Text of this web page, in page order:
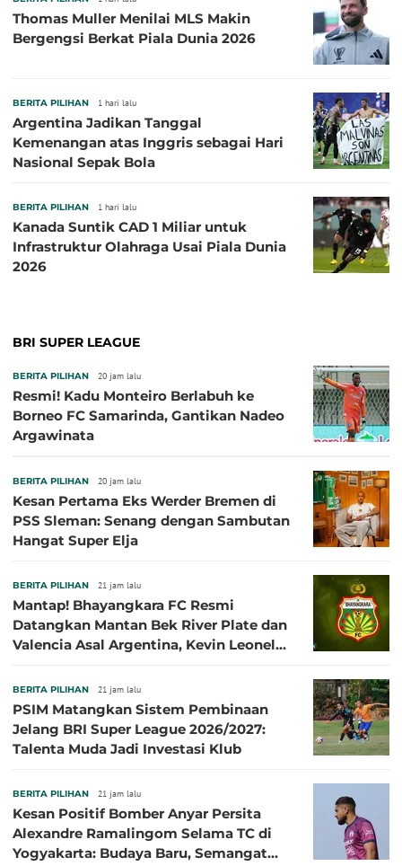
Thomas Muller Menilai MLS Makin
Bergengsi Berkat Piala Dunia 2026
BERITA PILIHAN 1 hari lalu
Argentina Jadikan Tanggal
Kemenangan atas Inggris sebagai Hari
Nasional Sepak Bola
BERITA PILIHAN 1 hari lalu
Kanada Suntik CAD 1 Miliar untuk
Infrastruktur Olahraga Usai Piala Dunia
2026
BRI SUPER LEAGUE
BERITA PILIHAN 20 jam lalu
Resmi! Kadu Monteiro Berlabuh ke
Borneo FC Samarinda, Gantikan Nadeo
Argawinata
BERITA PILIHAN 20 jam lalu
Kesan Pertama Eks Werder Bremen di
PSS Sleman: Senang dengan Sambutan
Hangat Super Elja
BERITA PILIHAN 21 jam lalu
Mantap! Bhayangkara FC Resmi
Datangkan Mantan Bek River Plate dan
Valencia Asal Argentina, Kevin Leonel
BERITA PILIHAN 21 jam lalu
PSIM Matangkan Sistem Pembinaan
Jelang BRI Super League 2026/2027:
Talenta Muda Jadi Investasi Klub
BERITA PILIHAN 21 jam lalu
Kesan Positif Bomber Anyar Persita
Alexandre Ramalingom Selama TC di
Yogyakarta: Budaya Baru, Semangat